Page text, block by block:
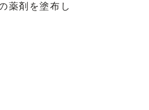
薬剤を塗布し